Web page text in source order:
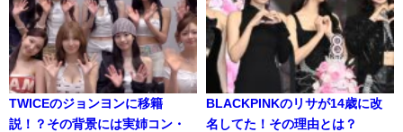
TWICEのジョンヨンに移籍
説！？その背景には実姉コン・
BLACKPINKのリサが14歳に改
名してた！その理由とは？